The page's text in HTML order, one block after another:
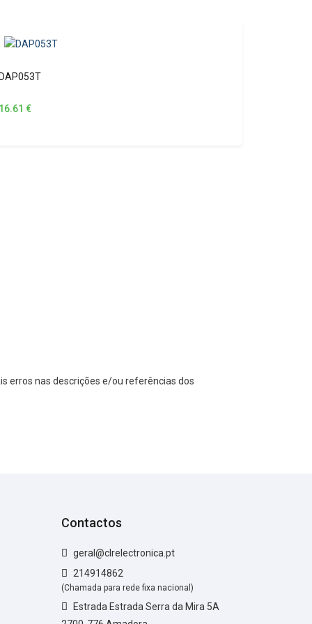
DAP053T
16.61€
erros nas descrições e/ou referências dos
Contactos
geral@clrelectronica.pt
214914862
(Chamada para rede fixa nacional)
Estrada Estrada Serra da Mira 5A